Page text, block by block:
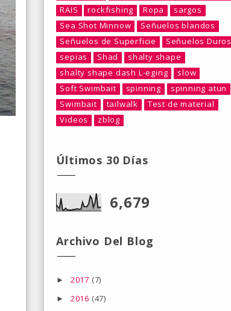
RAIS
rockfishing Ropa
sargos
Sea Shot Minnow
Señuelos blandos
Señuelos de Superficie
Señuelos Duros
sepias
Shad
shalty shape
shalty shape dash L-eging
slow
Soft Swimbait
spinning
spinning atun
Swimbait
tailwalk
Test de material
Videos
zblog
Últimos 30 Días
6,679
Archivo Del Blog
► 2017 (7)
► 2016 (47)